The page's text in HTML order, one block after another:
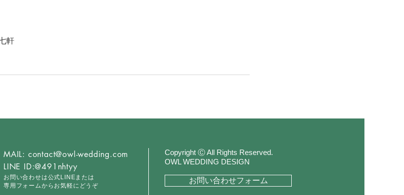
軒
MAIL: contact@owl-wedding.com
LINE ID:@491nhtyy
お問い合わせは公式LINEまたは
専用フォームからお気軽にどうぞ
Copyright Ⓒ All Rights Reserved.
OWL WEDDING DESIGN
お問い合わせフォーム